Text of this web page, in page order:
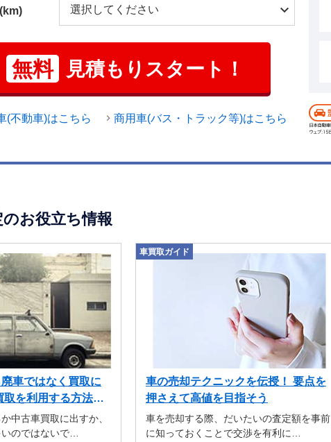
無料 見積もりスタート！
(不動車)はこちら 商用車(バス・トラック等)はこちら
お役立ち情報
車ではなく買取に
取を利用する方法も
中古車買取に出すか、
のではないで…
車買取ガイド
車の売却テクニックを伝授！ 要点を
押さえて高値を目指そう
車を売却する際、だいたいの査定額を事前
に知っておくことで交渉を有利に…